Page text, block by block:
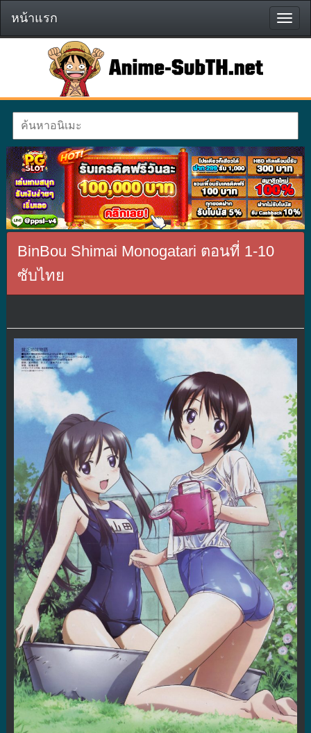
หน้า
แรก
หน้าแรก
BinBou Shimai Monogatari ตอนที่ 1-10
ซับไทย